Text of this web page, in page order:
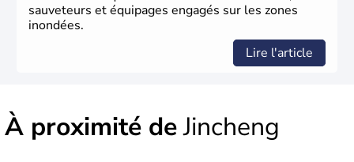
sauveteurs et équipages engagés sur les zones
inondées.
Lire l'article
À proximité deJincheng